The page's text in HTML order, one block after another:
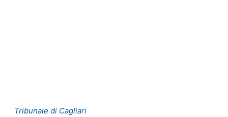
Tribunale di Cagliari